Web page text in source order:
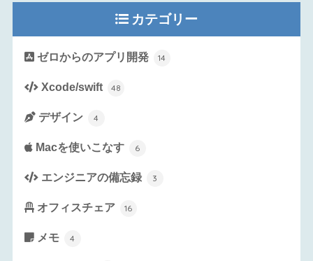
カテゴリー
ゼロからのアプリ開発 14
Xcode/swift 48
デザイン 4
Macを使いこなす 6
エンジニアの備忘録 3
オフィスチェア 16
メモ 4